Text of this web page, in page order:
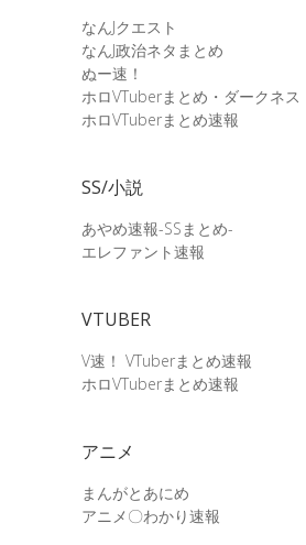
なんJクエスト
なんJ政治ネタまとめ
ぬー速！
ホロVTuberまとめ・ダークネス
ホロVTuberまとめ速報
SS/小説
あやめ速報-SSまとめ-
エレファント速報
VTUBER
V速！ VTuberまとめ速報
ホロVTuberまとめ速報
アニメ
まんがとあにめ
アニメ〇わかり速報